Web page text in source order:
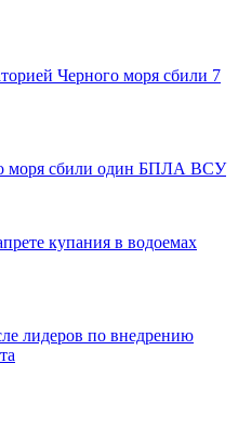
Черного моря сбили 7
моря сбили один БПЛА ВСУ
купания в водоемах
лидеров по внедрению